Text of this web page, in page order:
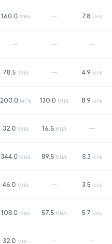
160.0 MH/s — 7.8 kH/s
— — —
78.5 MH/s — 4.9 kH/s
200.0 MH/s 130.0 MH/s 8.9 kH/s
32.0 MH/s 16.5 MH/s —
344.0 MH/s 89.5 MH/s 8.3 kH/s
46.0 MH/s — 3.5 kH/s
108.0 MH/s 57.5 MH/s 5.7 kH/s
32.0 MH/s — —